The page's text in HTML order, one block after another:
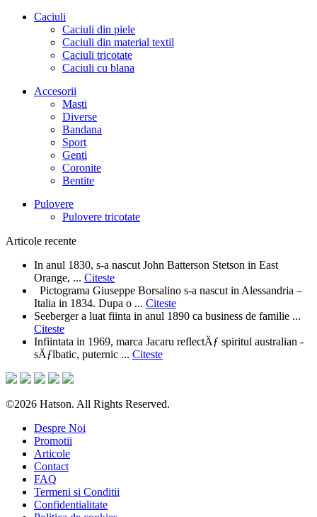
Caciuli
Caciuli din piele
Caciuli din material textil
Caciuli tricotate
Caciuli cu blana
Accesorii
Masti
Diverse
Bandana
Sport
Genti
Coronite
Bentite
Pulovere
Pulovere tricotate
Articole recente
In anul 1830, s-a nascut John Batterson Stetson in East
Orange, ... Citeste
Pictograma Giuseppe Borsalino s-a nascut in Alessandria –
Italia in 1834. Dupa o ... Citeste
Seeberger a luat fiinta in anul 1890 ca business de familie ...
Citeste
Infiintata in 1969, marca Jacaru reflectÄƒ spiritul australian -
sÄƒlbatic, puternic ... Citeste
©2026 Hatson. All Rights Reserved.
Despre Noi
Promotii
Articole
Contact
FAQ
Termeni si Conditii
Confidentialitate